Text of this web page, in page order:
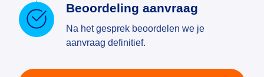
Beoordeling aanvraag
Na het gesprek beoordelen we je
aanvraag definitief.